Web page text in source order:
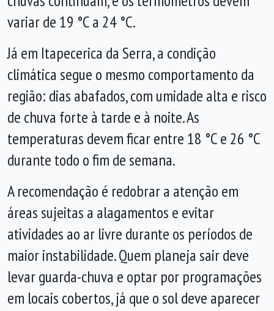
variar de 19 °C a 24 °C.
Já em Itapecerica da Serra, a condição
climática segue o mesmo comportamento da
região: dias abafados, com umidade alta e risco
de chuva forte à tarde e à noite. As
temperaturas devem ficar entre 18 °C e 26 °C
durante todo o fim de semana.
A recomendação é redobrar a atenção em
áreas sujeitas a alagamentos e evitar
atividades ao ar livre durante os períodos de
maior instabilidade. Quem planeja sair deve
levar guarda-chuva e optar por programações
em locais cobertos, já que o sol deve aparecer